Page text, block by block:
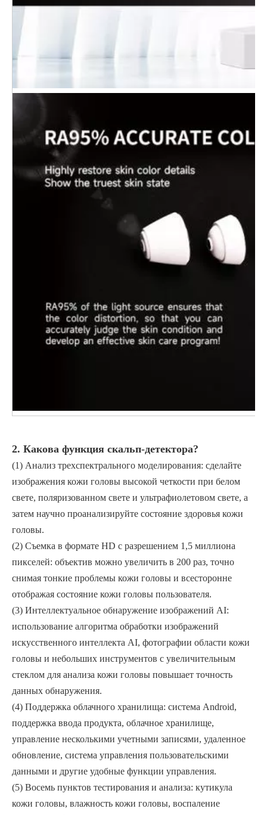
2. Какова функция скальп-детектора?
(1) Анализ трехспектрального моделирования: сделайте
изображения кожи головы высокой четкости при белом
свете, поляризованном свете и ультрафиолетовом свете, а
затем научно проанализируйте состояние здоровья кожи
головы.
(2) Съемка в формате HD с разрешением 1,5 миллиона
пикселей: объектив можно увеличить в 200 раз, точно
снимая тонкие проблемы кожи головы и всесторонне
отображая состояние кожи головы пользователя.
(3) Интеллектуальное обнаружение изображений AI:
использование алгоритма обработки изображений
искусственного интеллекта AI, фотографии области кожи
головы и небольших инструментов с увеличительным
стеклом для анализа кожи головы повышает точность
данных обнаружения.
(4) Поддержка облачного хранилища: система Android,
поддержка ввода продукта, облачное хранилище,
управление несколькими учетными записями, удаленное
обновление, система управления пользовательскими
данными и другие удобные функции управления.
(5) Восемь пунктов тестирования и анализа: кутикула
кожи головы, влажность кожи головы, воспаление